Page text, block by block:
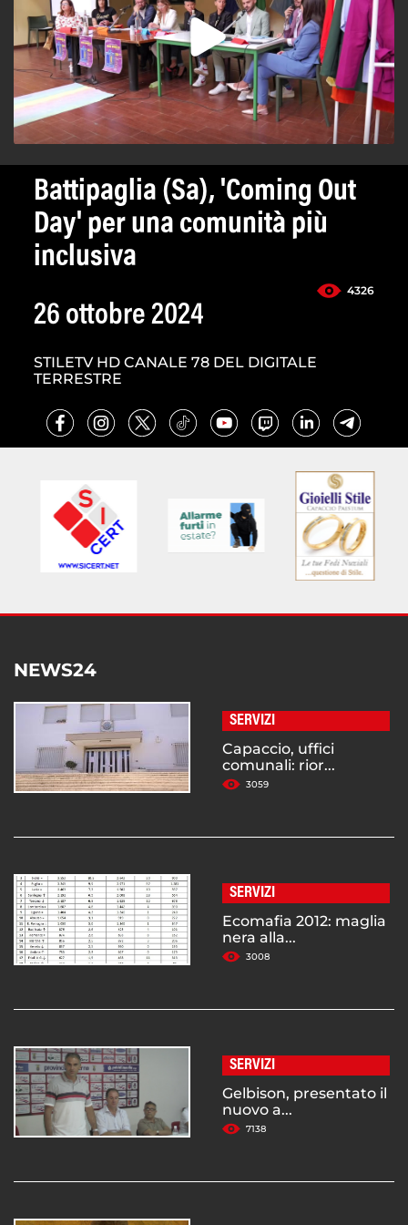
Battipaglia (Sa), 'Coming Out
Day' per una comunità più
inclusiva
4326
26 ottobre 2024
STILETV HD CANALE 78 DEL DIGITALE
TERRESTRE
NEWS24
SERVIZI
Capaccio, uffici
comunali: rior...
3059
SERVIZI
Ecomafia 2012: maglia
nera alla...
3008
SERVIZI
Gelbison, presentato il
nuovo a...
7138